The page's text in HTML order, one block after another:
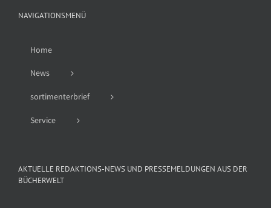
NAVIGATIONSMENÜ
Home
News
sortimenterbrief
Service
AKTUELLE REDAKTIONS-NEWS UND PRESSEMELDUNGEN AUS DER
BÜCHERWELT